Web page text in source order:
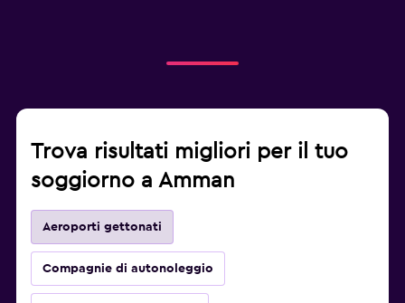
Trova risultati migliori per il tuo
soggiorno a Amman
Aeroporti gettonati
Compagnie di autonoleggio